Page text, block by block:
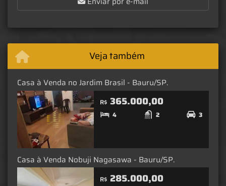
Veja também
Casa à Venda no Jardim Brasil - Bauru/SP.
R$ 365.000,00
4 2 3
Casa à Venda Nobuji Nagasawa - Bauru/SP.
R$ 285.000,00